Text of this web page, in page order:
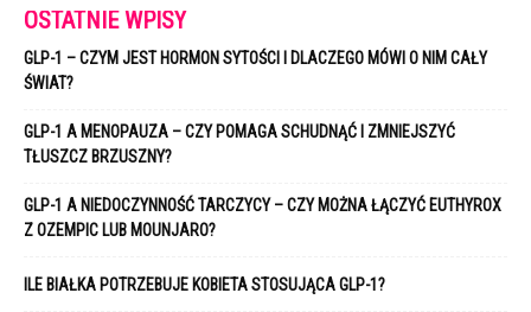
OSTATNIE WPISY
GLP-1 – CZYM JEST HORMON SYTOŚCI I DLACZEGO MÓWI O NIM CAŁY
ŚWIAT?
GLP-1 A MENOPAUZA – CZY POMAGA SCHUDNĄĆ I ZMNIEJSZYĆ
TŁUSZCZ BRZUSZNY?
GLP-1 A NIEDOCZYNNOŚĆ TARCZYCY – CZY MOŻNA ŁĄCZYĆ EUTHYROX
Z OZEMPIC LUB MOUNJARO?
ILE BIAŁKA POTRZEBUJE KOBIETA STOSUJĄCA GLP-1?